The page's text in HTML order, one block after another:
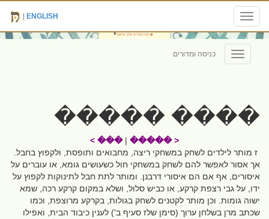
Toggle
navigation
ENGLISH
Toggle
navigation
כניסה ומדורים
���� �����
< �����
|
��� >
ז מותר לילדים לשחק במשחקי ריצה, מחבואים ותופסת, ולקפוץ בחבל.
אך אסור לאפשר להם לשחק במשחקי חול כשעושים גומא, או עוברים על
איסורים, אף אם הם איסורי דרבנן. ומותר לתת חבל לתינוקות לקפוץ על
ידו, על גבי רצפת קרקע, או כביש סלול, ושלא במקום קרקע רכה, שמא
ישוה גומות. וכן מותר לקטנים לשחק בגולות, בקרקע מרוצפת, וכמו
שכתב מרן בשלחן ערוך (סימן שלז סעיף ב') לענין כיבוד הבית, ואפילו